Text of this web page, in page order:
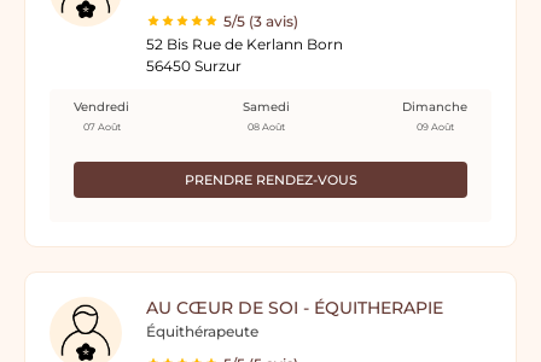
5/5 (3 avis)
52 Bis Rue de Kerlann Born
56450 Surzur
PRENDRE RENDEZ-VOUS
Vendredi
07 Août
Samedi
08 Août
Dimanche
09 Août
AU CŒUR DE SOI - ÉQUITHERAPIE
Équithérapeute